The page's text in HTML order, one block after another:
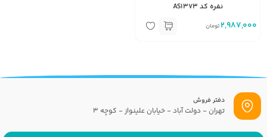
نفره کد AS1373
2,987,000 تومان
دفتر فروش
تهران - دولت آباد - خیابان علینواز - کوچه 3